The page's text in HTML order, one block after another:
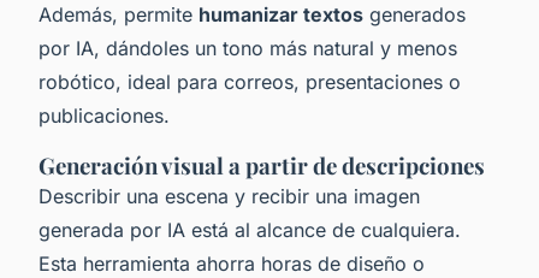
Además, permite humanizar textos generados
por IA, dándoles un tono más natural y menos
robótico, ideal para correos, presentaciones o
publicaciones.
Generación visual a partir de descripciones
Describir una escena y recibir una imagen
generada por IA está al alcance de cualquiera.
Esta herramienta ahorra horas de diseño o